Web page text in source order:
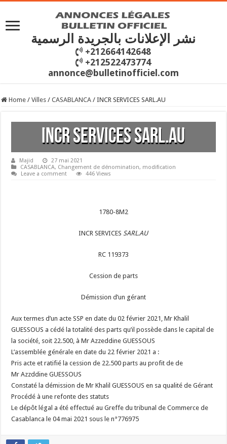
نشر الإعلانات بالجريدة الرسمية
+212664142648
+212522473774
annonce@bulletinofficiel.com
Home / Villes / CASABLANCA / INCR SERVICES SARL.AU
INCR SERVICES SARL.AU
Majid
27 mai 2021
CASABLANCA, Changement de dénomination, modification
Leave a comment
446 Views
1780-8M2
INCR SERVICES SARL.AU
RC 119373
Cession de parts
Démission d’un gérant
Aux termes d’un acte SSP en date du 02 février 2021, Mr Khalil
GUESSOUS a cédé la totalité des parts qu’il possède dans le capital de
la société, soit 22.500, à Mr Azzeddine GUESSOUS
L’assemblée générale en date du 22 février 2021 a :
Pris acte et ratifié la cession de 22.500 parts au profit de de
Mr Azzddine GUESSOUS
Constaté la démission de Mr Khalil GUESSOUS en sa qualité de Gérant
Procédé à une refonte des statuts
Le dépôt légal a été effectué au Greffe du tribunal de Commerce de
Casablanca le 04 mai 2021 sous le n°776975